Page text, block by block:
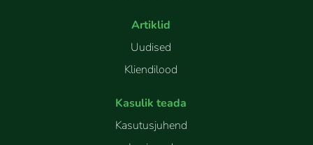
Artiklid
Uudised
Kliendilood
Kasulik teada
Kasutusjuhend